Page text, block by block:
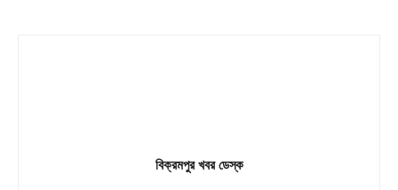
বিক্রমপুর খবর ডেস্ক